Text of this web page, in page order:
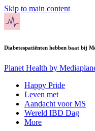
Skip to main content
Diabetespatiënten hebben baat bij
Planet Health by
Happy Pride
Leven met
Aandacht voor MS
Wereld IBD Dag
More